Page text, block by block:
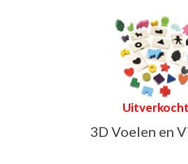
Uitverkocht
3D Voelen en